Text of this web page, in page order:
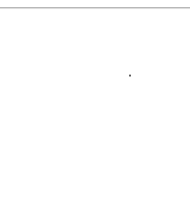
.